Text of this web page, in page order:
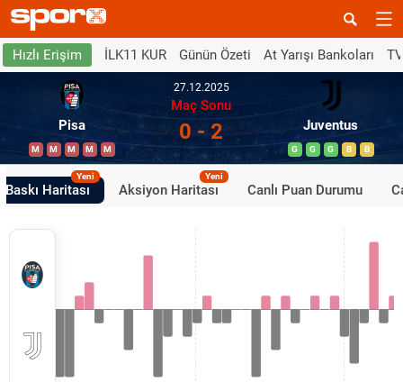
Hızlı Erişim İLK11 KUR Günün Özeti At Yarışı Bankoları
Pisa
M M M M M
27.12.2025
Maç Sonu
0 - 2 Juventus
G G G B B
Baskı Haritası
Yeni
Aksiyon Haritası
Yeni
Canlı Puan Durumu